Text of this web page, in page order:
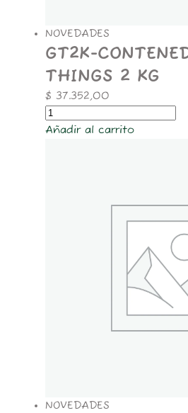
NOVEDADES
GT2K-
THINGS 2 KG
$ 37.352,00
Añadir al carrito
NOVEDADES